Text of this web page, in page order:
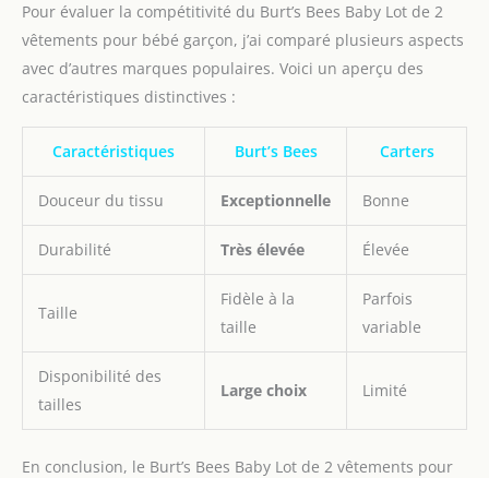
Pour évaluer la compétitivité du Burt’s Bees Baby Lot de 2
vêtements pour bébé garçon, j’ai comparé plusieurs aspects
avec d’autres marques populaires. Voici un aperçu des
caractéristiques distinctives :
Caractéristiques Burt’s Bees Carters
Douceur du tissu Exceptionnelle Bonne
Durabilité Très élevée Élevée
Taille
Fidèle à la
taille
Parfois
variable
Disponibilité des
tailles
Large choix Limité
En conclusion, le Burt’s Bees Baby Lot de 2 vêtements pour